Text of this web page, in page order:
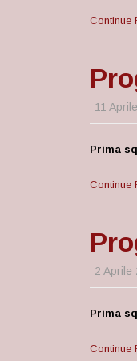
Continue
11
Prima
Continue
2 Aprile
Prima
Continue